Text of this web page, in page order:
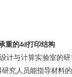
的4d打印结构
与计算实验室的研
究人员能指导材料的